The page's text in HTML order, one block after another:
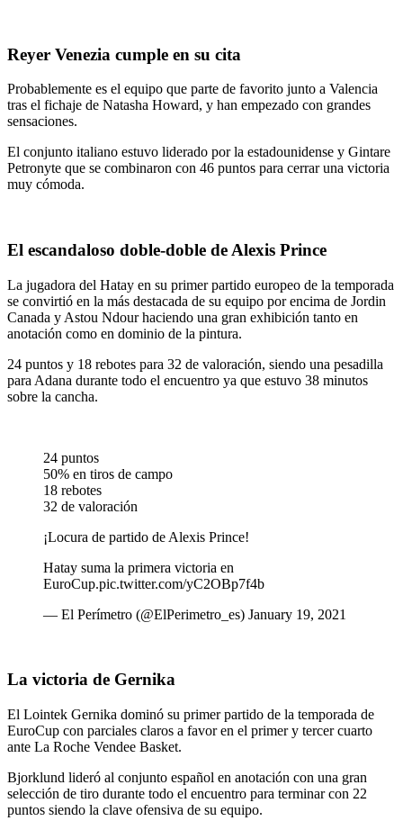
Reyer Venezia cumple en su cita
Probablemente es el equipo que parte de favorito junto a Valencia
tras el fichaje de Natasha Howard, y han empezado con grandes
sensaciones.
El conjunto italiano estuvo liderado por la estadounidense y Gintare
Petronyte que se combinaron con 46 puntos para cerrar una victoria
muy cómoda.
El escandaloso doble-doble de Alexis Prince
La jugadora del Hatay en su primer partido europeo de la temporada
se convirtió en la más destacada de su equipo por encima de Jordin
Canada y Astou Ndour haciendo una gran exhibición tanto en
anotación como en dominio de la pintura.
24 puntos y 18 rebotes para 32 de valoración, siendo una pesadilla
para Adana durante todo el encuentro ya que estuvo 38 minutos
sobre la cancha.
24 puntos
50% en tiros de campo
18 rebotes
32 de valoración
¡Locura de partido de Alexis Prince!
Hatay suma la primera victoria en
EuroCup.pic.twitter.com/yC2OBp7f4b
— El Perímetro (@ElPerimetro_es) January 19, 2021
La victoria de Gernika
El Lointek Gernika dominó su primer partido de la temporada de
EuroCup con parciales claros a favor en el primer y tercer cuarto
ante La Roche Vendee Basket.
Bjorklund lideró al conjunto español en anotación con una gran
selección de tiro durante todo el encuentro para terminar con 22
puntos siendo la clave ofensiva de su equipo.